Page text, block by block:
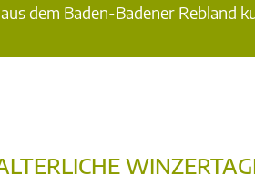
dem Baden-Badener Rebland